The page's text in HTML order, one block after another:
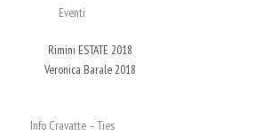
Eventi
Rimini ESTATE 2018
Veronica Barale 2018
Info Cravatte – Ties